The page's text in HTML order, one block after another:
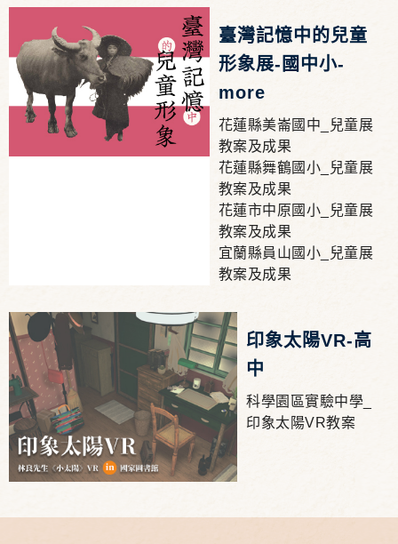
臺灣記憶中的兒童
形象展-國中小-
more
花蓮縣美崙國中_兒童展
教案及成果
花蓮縣舞鶴國小_兒童展
教案及成果
花蓮市中原國小_兒童展
教案及成果
宜蘭縣員山國小_兒童展
教案及成果
印象太陽VR-高
中
科學園區實驗中學_
印象太陽VR教案